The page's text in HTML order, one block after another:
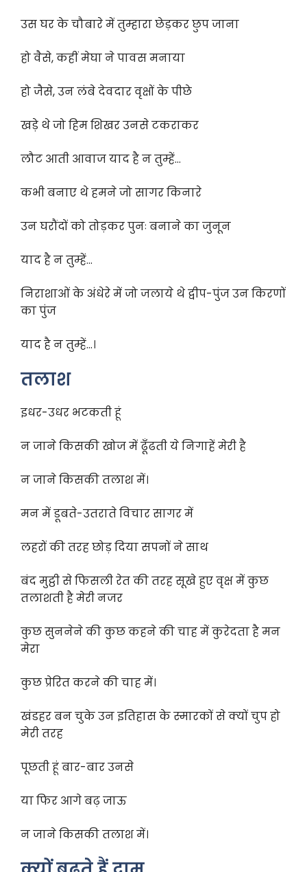
उस घर के चौबारे में तुम्हारा छेड़कर छुप जाना
हो वैसे, कहीं मेघा ने पावस मनाया
हो जैसे, उन लंबे देवदार वृक्षों के पीछे
खड़े थे जो हिम शिखर उनसे टकराकर
लौट आती आवाज याद है न तुम्हें…
कभी बनाए थे हमने जो सागर किनारे
उन घरौंदों को तोड़कर पुनः बनाने का जुनून
याद है न तुम्हें…
निराशाओं के अंधेरे में जो जलाये थे द्वीप-पुंज उन किरणों
का पुंज
याद है न तुम्हें…।
तलाश
इधर-उधर भटकती हूं
न जाने किसकी खोज में ढूँढती ये निगाहें मेरी है
न जाने किसकी तलाश में।
मन में डूबते-उतराते विचार सागर में
लहरों की तरह छोड़ दिया सपनों ने साथ
बंद मुट्ठी से फिसली रेत की तरह सूखे हुए वृक्ष में कुछ
तलाशती है मेरी नजर
कुछ सुननेने की कुछ कहने की चाह में कुरेदता है मन
मेरा
कुछ प्रेरित करने की चाह में।
खंडहर बन चुके उन इतिहास के स्मारकों से क्यों चुप हो
मेरी तरह
पूछती हूं बार-बार उनसे
या फिर आगे बढ़ जाऊ
न जाने किसकी तलाश में।